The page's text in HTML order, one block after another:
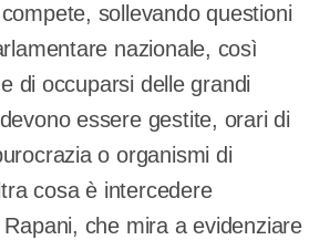
sollevando questioni
nazionale, così
di occuparsi delle grandi
essere gestite, orari di
o organismi di
cosa è intercedere
che mira a evidenziare